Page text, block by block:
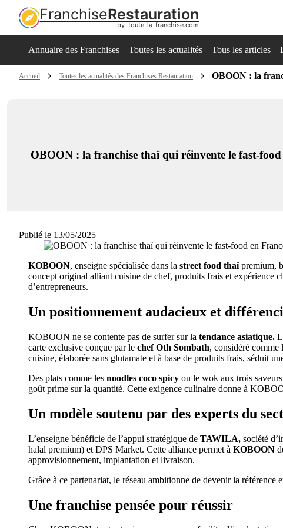
FranchiseRestauration
by  toute-la-franchise.com
Annuaire des Franchises Toutes les actualités Tous les articles
Accueil Toutes les actualités des Franchises Restauration OBOON : la
OBOON : la franchise thaï qui réinvente le fast-food
Publié le 13/05/2025
KOBOON, enseigne spécialisée dans la street food thaïpremium,
concept original alliant cuisine de chef, produits frais et expérience
d’entrepreneurs.
Un positionnement audacieux et
KOBOON ne se contente pas de surfer sur la tendance asiatique.
carte exclusive conçue par le chef Oth Sombath, considéré comme
cuisine, élaborée sans glutamate et à base de produits frais, séduit
Des plats comme les noodles coco spicy ou le wok aux trois
goût prime sur la quantité. Cette exigence culinaire donne à
Un modèle soutenu par des experts du
L’enseigne bénéficie de l’appui stratégique de TAWILA, société
halal premium) et DPS Market. Cette alliance permet à KOBOON
approvisionnement, implantation et livraison.
Grâce à ce partenariat, le réseau ambitionne de devenir la référence
Une franchise pensée pour réussir